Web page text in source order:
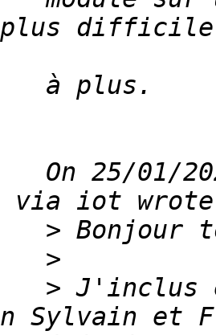
On 25/01/
> J'inclus